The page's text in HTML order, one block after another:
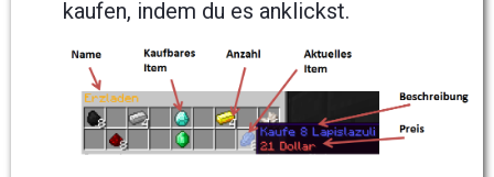
kaufen, indem du es anklickst.